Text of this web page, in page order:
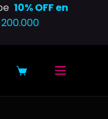
10% OFF en
Carro